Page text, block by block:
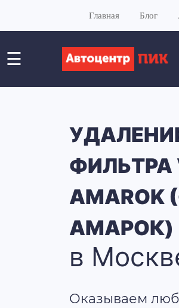
Главная Блог
☰
ФИЛЬТРА
АМАРОК)
в
Оказываем